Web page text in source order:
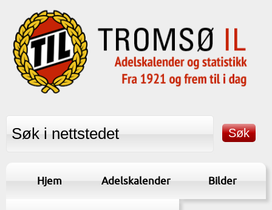
Hjem Adelskalender Bilder